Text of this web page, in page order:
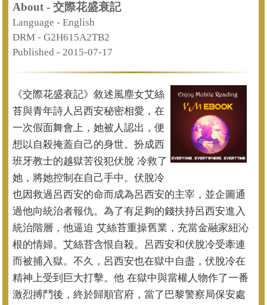
About - 交際花盛衰記
Language - English
DRM - G2H615A2TB2
Published - 2015-07-17
《交際花盛衰記》敘述風塵女艾絲
苔與青年詩人呂西安秘密相愛， 在
一次假面舞會上，她被人認出，便
想以自殺掩蓋自己的身世。 扮成西
班牙教士的越獄苦役犯伏脫 冷救了
她，將她控制在自己手中。 伏脫冷
也因救過呂西安的命而成為呂西安的主宰， 並企圖通
過他向統治者報仇。 為了有足夠的錢扶持呂西安進入
統治階層，他逼迫 艾絲苔重操舊業，充當金融家紐沁
根的情婦。艾絲苔含恨自殺。 呂西安和伏脫冷受牽連
而被捕入獄。不久，呂西安也在獄中自盡， 伏脫冷在
精神上受到巨大打擊。他 在獄中與當權人物作了一番
激烈搏鬥後，終於歸順官府， 當了巴黎警察局保安處